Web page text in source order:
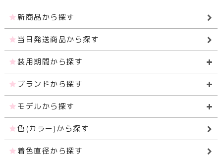
新商品から探す
当日発送商品から探す
装用期間から探す
ブランドから探す
モデルから探す
色(カラー)から探す
着色直径から探す